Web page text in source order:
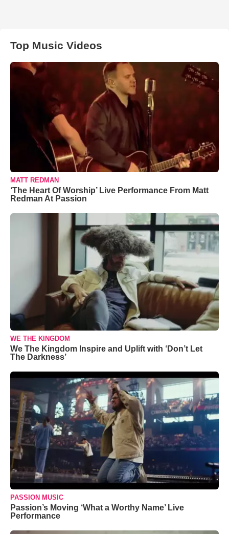
Top Music Videos
MATT REDMAN
‘The Heart Of Worship’ Live Performance From Matt
Redman At Passion
WE THE KINGDOM
We The Kingdom Inspire and Uplift with ‘Don’t Let
The Darkness’
PASSION MUSIC
Passion’s Moving ‘What a Worthy Name’ Live
Performance